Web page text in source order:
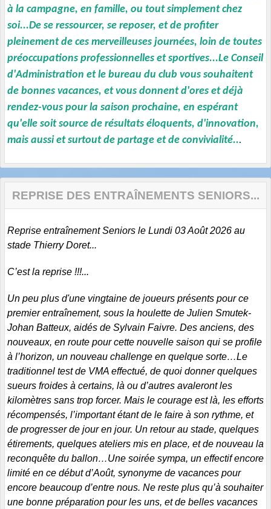
à la campagne, en famille, ou tout simplement chez
soi...De se ressourcer, se reposer, et de profiter
pleinement de ces merveilleuses journées, loin de toutes
préoccupations professionnelles et sportives...Le Conseil
d'Administration et le bureau du club vous souhaitent
de bonnes vacances, et vous donnent d'ores et déjà
rendez-vous pour la saison prochaine, en espérant
qu'elle soit source de résultats éloquents, d'innovation,
mais aussi et surtout de partage et de convivialité...
REPRISE DES ENTRAÎNEMENTS SENIORS...
Reprise entraînement Seniors le Lundi 03 Août 2026 au
stade Thierry Doret...
C’est la reprise !!!...
Un peu plus d'une vingtaine de joueurs présents pour ce
premier entraînement, sous la houlette de Julien Smutek-
Johan Batteux, aidés de Sylvain Faivre. Des anciens, des
nouveaux, en route pour cette nouvelle saison qui se profile
à l’horizon, un nouveau challenge en quelque sorte…Le
traditionnel test de VMA effectué, de quoi donner quelques
sueurs froides à certains, là ou d’autres avaleront les
kilomètres sans trop forcer. Mais le courage est là, les efforts
récompensés, l’important étant de le faire à son rythme, et
de progresser de jour en jour. Un retour au stade, quelques
étirements, quelques ateliers mis en place, et de nouveau la
reconquête du ballon…Une soirée sympa, un effectif encore
limité en ce début d’Août, synonyme de vacances pour
encore beaucoup d’entre nous. Ne reste plus qu’à souhaiter
une bonne préparation pour les uns, et de belles vacances